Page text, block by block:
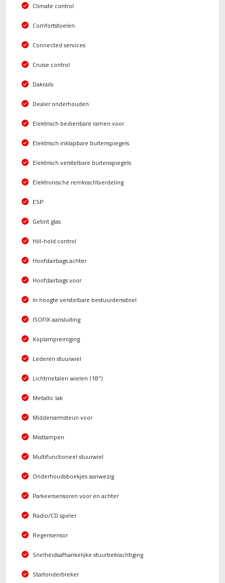
Climate control
Comfortstoelen
Connected services
Cruise control
Dakrails
Dealer onderhouden
Elektrisch bedienbare ramen voor
Elektrisch inklapbare buitenspiegels
Elektrisch verstelbare buitenspiegels
Elektronische remkrachtverdeling
ESP
Getint glas
Hill-hold control
Hoofdairbags achter
Hoofdairbags voor
In hoogte verstelbare bestuurdersstoel
ISOFIX aansluiting
Koplampreiniging
Lederen stuurwiel
Lichtmetalen wielen (18")
Metallic lak
Middenarmsteun voor
Mistlampen
Multifunctioneel stuurwiel
Onderhoudsboekjes aanwezig
Parkeersensoren voor en achter
Radio/CD speler
Regensensor
Snelheidsafhankelijke stuurbekrachtiging
Startonderbreker